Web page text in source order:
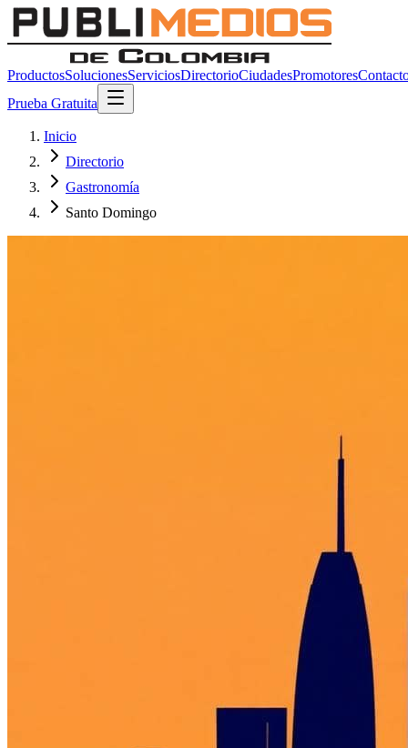
ProductosSolucionesServiciosDirectorioCiudadesPromotores
Prueba Gratuita
Inicio
Directorio
Gastronomía
Santo Domingo